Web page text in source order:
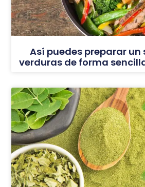
Así puedes preparar
verduras de forma